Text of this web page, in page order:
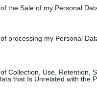
the Sale of my Personal
processing my Personal
Collection, Use, Retention,
that Is Unrelated with the